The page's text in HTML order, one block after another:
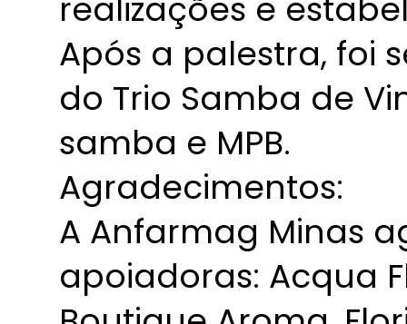
realizações e
Após a palestra, foi
do Trio Samba de
samba e MPB.
Agradecimentos:
A Anfarmag Minas
apoiadoras: Acqua